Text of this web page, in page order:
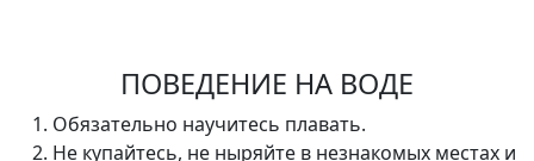
ПОВЕДЕНИЕ НА ВОДЕ
Обязательно научитесь плавать.
Не купайтесь, не ныряйте в незнакомых местах и